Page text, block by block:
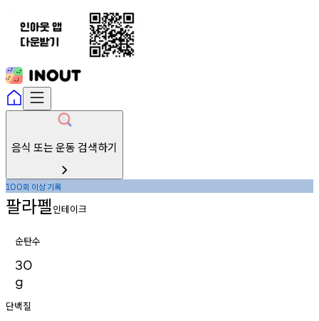
음식 또는 운동 검색하기
100회 이상기록
팔라펠 인테이크
순탄수
30
g
단백질